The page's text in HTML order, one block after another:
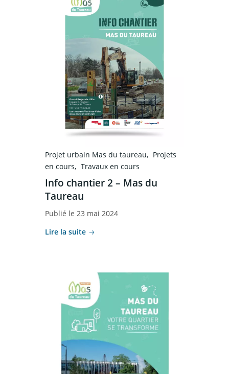
Projet urbain Mas du taureau
Projets
en cours
Travaux en cours
Info chantier 2 – Mas du
Taureau
Publié le 23 mai 2024
Lire la suite